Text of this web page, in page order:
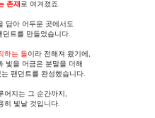
존재로 여겨졌죠.
담아 어두운 곳에서도
트를 만들었습니다.
하는 돌이라 전해져 왔기에,
빛을 머금은 분말을 더해
팬던트를 완성했습니다.
어지는 그 순간까지,
히 빛날 것입니다.